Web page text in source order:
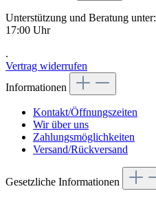
Unterstützung und Beratung unter:
17:00 Uhr
.
Vertrag widerrufen
Informationen
Kontakt/Öffnungszeiten
Wir über uns
Zahlungsmöglichkeiten
Versand/Rückversand
Gesetzliche Informationen